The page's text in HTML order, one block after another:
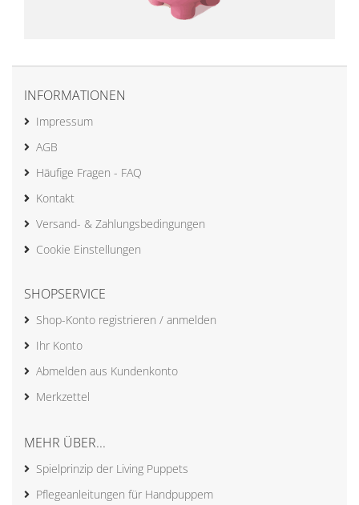
INFORMATIONEN
Impressum
AGB
Häufige Fragen - FAQ
Kontakt
Versand- & Zahlungsbedingungen
Cookie Einstellungen
SHOPSERVICE
Shop-Konto registrieren / anmelden
Ihr Konto
Abmelden aus Kundenkonto
Merkzettel
MEHR ÜBER...
Spielprinzip der Living Puppets
Pflegeanleitungen für Handpuppem